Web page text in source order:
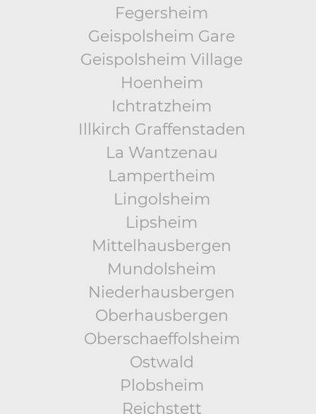
Fegersheim
Geispolsheim Gare
Geispolsheim Village
Hoenheim
Ichtratzheim
Illkirch Graffenstaden
La Wantzenau
Lampertheim
Lingolsheim
Lipsheim
Mittelhausbergen
Mundolsheim
Niederhausbergen
Oberhausbergen
Oberschaeffolsheim
Ostwald
Plobsheim
Reichstett